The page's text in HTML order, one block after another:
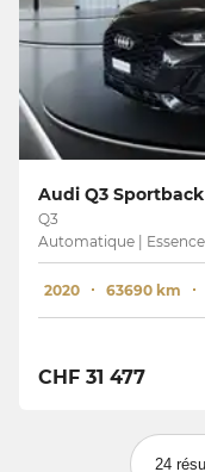
Audi Q3
Q3
Automatique | Essence
2020 63690 km
CHF 31 477